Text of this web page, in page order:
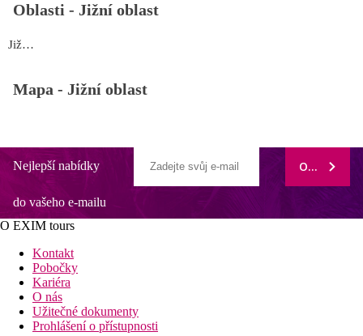
Oblasti - Jižní oblast
Jižní oblast
Mapa - Jižní oblast
Nejlepší nabídky
do vašeho e-mailu
ODEBÍRAT
O EXIM tours
Kontakt
Pobočky
Kariéra
O nás
Užitečné dokumenty
Prohlášení o přístupnosti